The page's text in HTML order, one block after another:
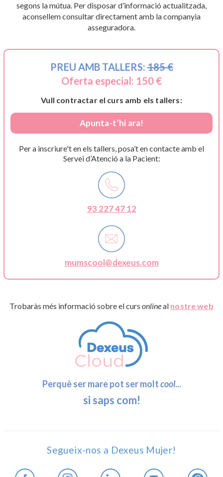
segons la mútua. Per disposar d’informació actualitzada,
aconsellem consultar directament amb la companyia
asseguradora.
PREU AMB TALLERS:185 €
Oferta especial: 150 €
Vull contractar el curs amb els tallers:
Apunta-t’hi ara!
Per a inscriure't en els tallers, posa’t en contacte amb el
Servei d’Atenció a la Pacient:
93 227 47 12
mumscool@dexeus.com
Trobaràs més informació sobre el cursonlineal nostre web
Perquè ser mare pot ser moltcool...
si saps com!
Segueix-nos a Dexeus Mujer!